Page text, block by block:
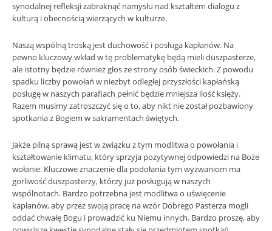
synodalnej refleksji zabraknąć namysłu nad kształtem dialogu z
kulturą i obecnością wierzących w kulturze.
Naszą wspólną troską jest duchowość i posługa kapłanów. Na
pewno kluczowy wkład w tę problematykę będą mieli duszpasterze,
ale istotny będzie również głos ze strony osób świeckich. Z powodu
spadku liczby powołań w niezbyt odległej przyszłości kapłańską
posługę w naszych parafiach pełnić będzie mniejsza ilość księży.
Razem musimy zatroszczyć się o to, aby nikt nie został pozbawiony
spotkania z Bogiem w sakramentach świętych.
Jakże pilną sprawą jest w związku z tym modlitwa o powołania i
kształtowanie klimatu, który sprzyja pozytywnej odpowiedzi na Boże
wołanie. Kluczowe znaczenie dla podołania tym wyzwaniom ma
gorliwość duszpasterzy, którzy już posługują w naszych
wspólnotach. Bardzo potrzebna jest modlitwa o uświęcenie
kapłanów, aby przez swoją pracę na wzór Dobrego Pasterza mogli
oddać chwałę Bogu i prowadzić ku Niemu innych. Bardzo proszę, aby